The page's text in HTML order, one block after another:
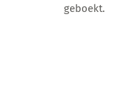
geboekt.